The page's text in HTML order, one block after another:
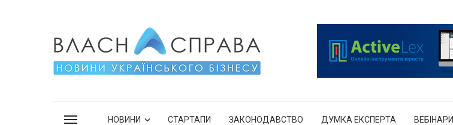
НОВИНИ СТАРТАПИ ЗАКОНОДАВСТВО ДУМКА ЕКСПЕРТА ВЕБІНАРИ